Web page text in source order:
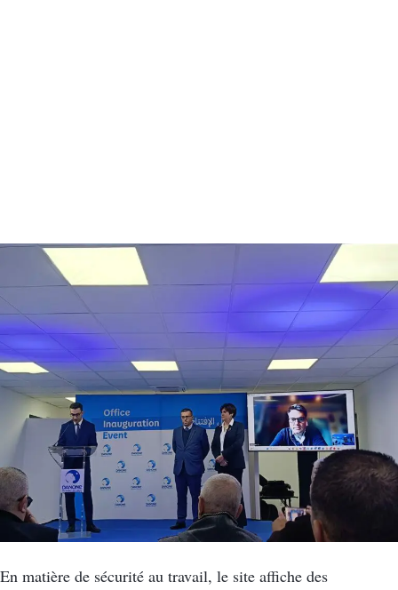
En matière de sécurité au travail, le site affiche des